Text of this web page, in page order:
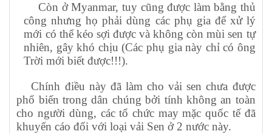
Còn ở Myanmar, tuy cũng được làm bằng thủ
công nhưng họ phải dùng các phụ gia để xử lý
mới có thể kéo sợi được và không còn mùi sen tự
nhiên, gây khó chịu (Các phụ gia này chỉ có ông
Trời mới biết được!!!).
Chính điều này đã làm cho vải sen chưa được
phổ biến trong dân chúng bởi tính không an toàn
cho người dùng, các tổ chức may mặc quốc tế đã
khuyến cáo đối với loại vải Sen ở 2 nước này.